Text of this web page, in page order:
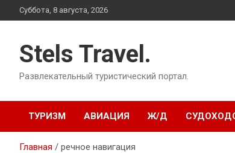
Перейти
к
Суббота, 8 августа, 2026
Stels Travel.
Развлекательный туристический портал.
ТУРИЗМ АВИАЦИЯ Ж/Д
Главная речное навигация